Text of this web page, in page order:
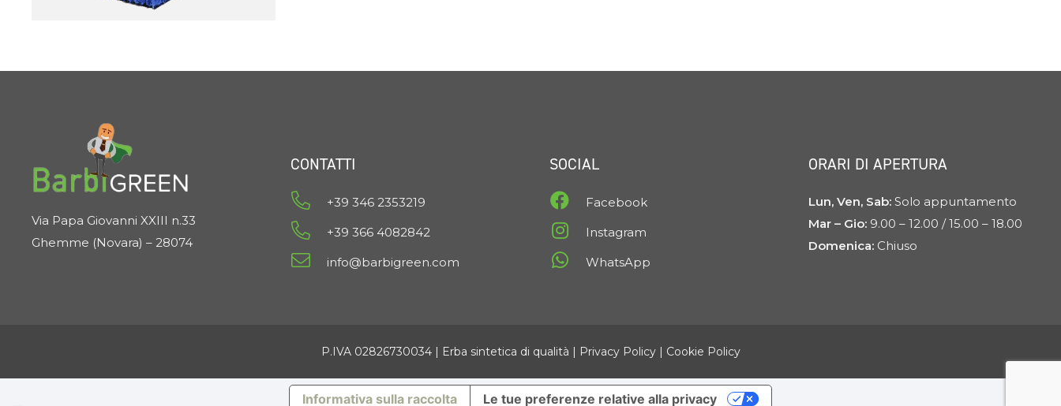
Via Papa Giovanni XXIII n.33
Ghemme (Novara) – 28074
CONTATTI
+39 346 2353219
+39 366 4082842
info@barbigreen.com
SOCIAL
Facebook
Instagram
WhatsApp
ORARI DI APERTURA
Lun, Ven, Sab: Solo appuntamento
Mar – Gio: 9.00 – 12.00 / 15.00 – 18.00
Domenica: Chiuso
P.IVA 02826730034 | Erba sintetica di qualità Privacy Policy| Cookie Policy
Informativa sulla raccolta Le tue preferenze relative alla privacy